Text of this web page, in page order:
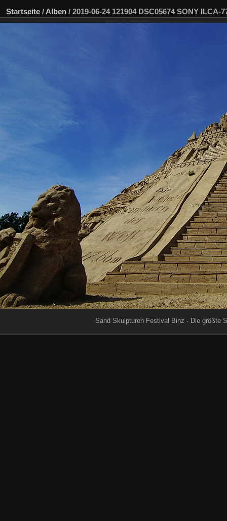
Startseite / Alben / 2019-06-24 121904 DSC05674 SONY ILCA-
Sand Skulpturen Festival Binz - Die größte